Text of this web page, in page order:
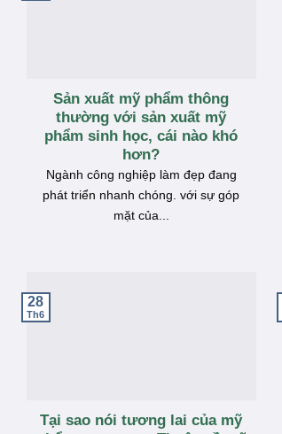
Sản xuất mỹ phẩm thông
thường với sản xuất mỹ
phẩm sinh học, cái nào khó
hơn?
Ngành công nghiệp làm đẹp đang
phát triển nhanh chóng. với sự góp
mặt của...
Tại sao nói tương lai của mỹ
28
Th6